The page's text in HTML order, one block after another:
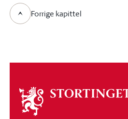
Forrige kapittel
Om
stortinget